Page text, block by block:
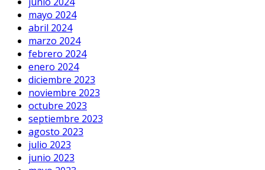
mayo 2024
abril 2024
marzo 2024
febrero 2024
enero 2024
diciembre 2023
noviembre 2023
octubre 2023
septiembre 2023
agosto 2023
julio 2023
junio 2023